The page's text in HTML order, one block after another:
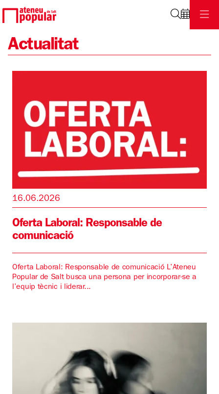
Actualitat
16.06.2026
Oferta Laboral: Responsable de
comunicació
Oferta Laboral: Responsable de comunicació L’Ateneu
Popular de Salt busca una persona per incorporar-se a
l’equip tècnic i liderar...